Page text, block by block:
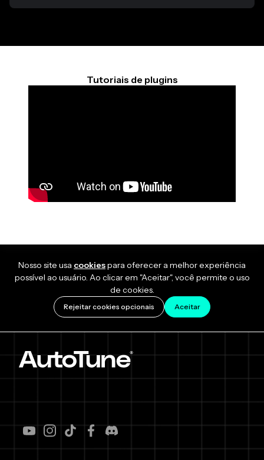
Tutoriais de plugins
Nosso site usa cookiespara oferecer a melhor experiência
possível ao usuário. Ao clicar em "Aceitar", você permite o uso
de cookies.
Rejeitar cookies opcionais Aceitar